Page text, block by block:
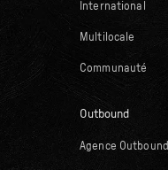
International
Multilocale
Communauté
Outbound
Agence Outbound